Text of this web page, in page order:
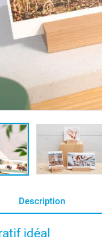
Description
idéal